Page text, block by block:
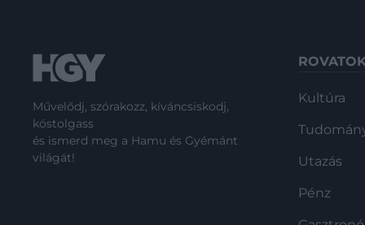
Művelődj, szórakozz, kíváncsiskodj,
kóstolgass
és ismerd meg a Hamu és Gyémánt
világát!
Kultúra
Utazás
Pénz